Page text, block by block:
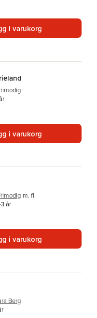
i varukorg
i varukorg
m. fl.
år
i varukorg
Berg